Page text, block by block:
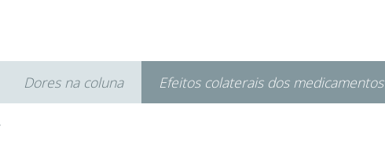
Dores na coluna Efeitos colaterais dos medicamentos